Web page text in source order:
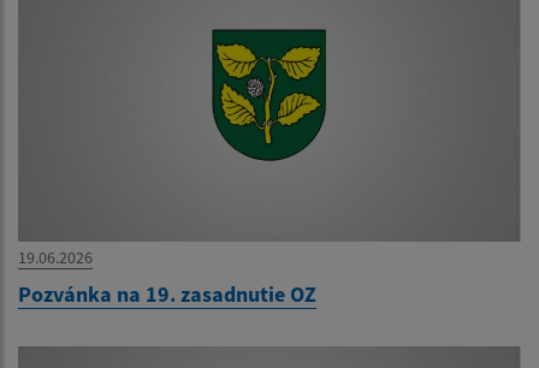
19.06.2026
Pozvánka na 19. zasadnutie OZ